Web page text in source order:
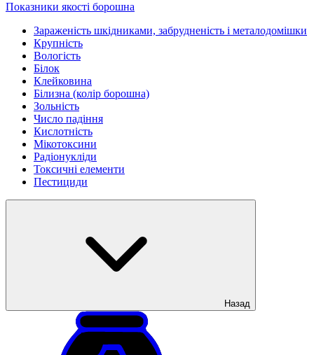
Показники якості борошна
Зараженість шкідниками, забрудненість і металодомішки
Крупність
Вологість
Білок
Клейковина
Білизна (колір борошна)
Зольність
Число падіння
Кислотність
Мікотоксини
Радіонукліди
Токсичні елементи
Пестициди
Назад